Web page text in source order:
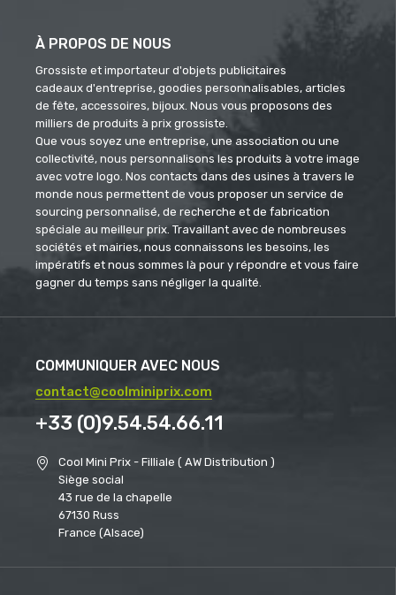
À PROPOS DE NOUS
Grossiste et importateur d'objets publicitaires
cadeaux d'entreprise, goodies personnalisables, articles
de fête, accessoires, bijoux. Nous vous proposons des
milliers de produits à prix grossiste.
Que vous soyez une entreprise, une association ou une
collectivité, nous personnalisons les produits à votre image
avec votre logo. Nos contacts dans des usines à travers le
monde nous permettent de vous proposer un service de
sourcing personnalisé, de recherche et de fabrication
spéciale au meilleur prix. Travaillant avec de nombreuses
sociétés et mairies, nous connaissons les besoins, les
impératifs et nous sommes là pour y répondre et vous faire
gagner du temps sans négliger la qualité.
COMMUNIQUER AVEC NOUS
contact@coolminiprix.com
+33 (0)9.54.54.66.11
Cool Mini Prix - Filliale ( AW Distribution )
Siège social
43 rue de la chapelle
67130 Russ
France (Alsace)